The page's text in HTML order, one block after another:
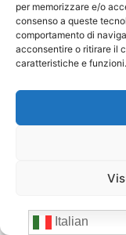
per memorizzare e/o
consenso a queste
comportamento di
acconsentire o ritirare il
caratteristiche e funzioni.
In
Italian